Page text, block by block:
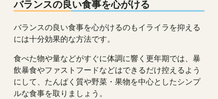
バランスの良い食事を心がける
バランスの良い食事を心がけるのもイライラを抑える
には十分効果的な方法です。
食べた物や量などがすぐに体調に響く更年期では、暴
飲暴食やファストフードなどはできるだけ控えるよう
にして、たんぱく質や野菜・果物を中心としたシンプ
ルな食事を取りましょう。